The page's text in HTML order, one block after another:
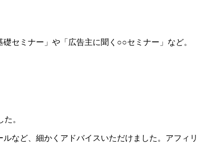
セミナー」や「広告主に聞く○○セミナー」など。
。
など、細かくアドバイスいただけました。アフィリ